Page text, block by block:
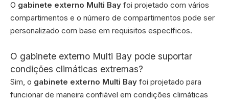
O gabinete externo Multi Bay foi projetado com vários
compartimentos e o número de compartimentos pode ser
personalizado com base em requisitos específicos.
O gabinete externo Multi Bay pode suportar
condições climáticas extremas?
Sim, o gabinete externo Multi Bay foi projetado para
funcionar de maneira confiável em condições climáticas